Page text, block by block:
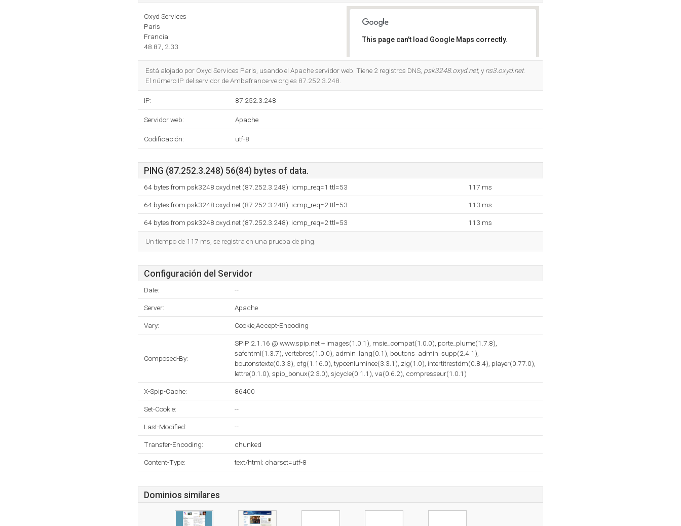
Oxyd Services
Paris
Francia
48.87, 2.33
This page can't load Google Maps correctly.
Está alojado por Oxyd Services Paris, usando el Apache servidor web. Tiene 2 registros DNS, psk3248.oxyd.net, y ns3.oxyd.net.
El número IP del servidor de Ambafrance-ve.org es 87.252.3.248.
IP: 87.252.3.248
Servidor web: Apache
Codificación: utf-8
PING (87.252.3.248) 56(84) bytes of data.
64 bytes from psk3248.oxyd.net (87.252.3.248): icmp_req=1 ttl=53 117 ms
64 bytes from psk3248.oxyd.net (87.252.3.248): icmp_req=2 ttl=53 113 ms
64 bytes from psk3248.oxyd.net (87.252.3.248): icmp_req=2 ttl=53 113 ms
Un tiempo de 117 ms, se registra en una prueba de ping.
Configuración del Servidor
Date: --
Server: Apache
Vary: Cookie,Accept-Encoding
Composed-By:
SPIP 2.1.16 @ www.spip.net + images(1.0.1), msie_compat(1.0.0), porte_plume(1.7.8),
safehtml(1.3.7), vertebres(1.0.0), admin_lang(0.1), boutons_admin_supp(2.4.1),
boutonstexte(0.3.3), cfg(1.16.0), typoenluminee(3.3.1), zig(1.0), intertitrestdm(0.8.4), player(0.77.0),
lettre(0.1.0), spip_bonux(2.3.0), sjcycle(0.1.1), va(0.6.2), compresseur(1.0.1)
X-Spip-Cache: 86400
Set-Cookie: --
Last-Modified: --
Transfer-Encoding: chunked
Content-Type: text/html; charset=utf-8
Dominios similares